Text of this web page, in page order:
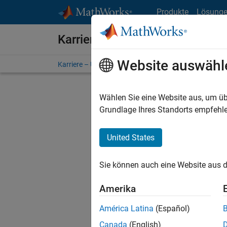
Produkte
Karriere bei MathWorks
Karriere – Übersicht Stellensuche
Stellen
Es
Region
Website
Wählen Sie eine Website aus, um
Grundlage Ihres Standorts
United States
Sie können auch eine Website aus
Amerika
América Latina (Español)
Canada (English)